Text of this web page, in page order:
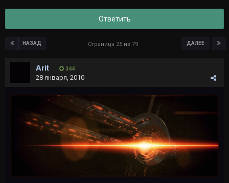
Ответить
НАЗАД ДАЛЕЕ
Страница 25 из 79
Arit 344
28 января, 2010